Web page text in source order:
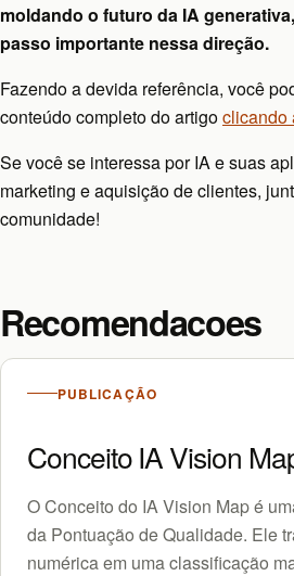
moldando o futuro da IA
passo importante nessa direção.
Fazendo a devida referência, você
conteúdo completo do artigoclicando
Se você se interessa por IA e suas
marketing e aquisição de clientes,
comunidade!
Recomendacoes
PUBLICAÇÃO
Conceito IA Vision
O Conceito do IA Vision Map é
da Pontuação de Qualidade. Ele
numérica em uma classificação